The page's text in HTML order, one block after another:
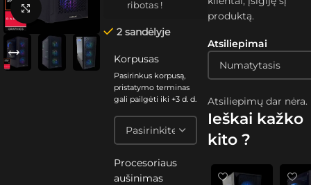
Spustelėkite, kad padidintumėte
ribotas !
2 sandėlyje
Korpusas
Pasirinkus korpusą,
pristatymo terminas
gali pailgėti iki +3 d. d.
Procesoriaus
aušinimas
Atsiliepimai
Atsiliepimų dar nėra.
produktą.
Ieškai kažko
kito ?